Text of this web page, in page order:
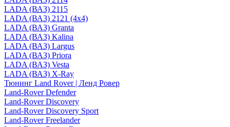
LADA (ВАЗ) 2115
LADA (ВАЗ) 2121 (4x4)
LADA (ВАЗ) Granta
LADA (ВАЗ) Kalina
LADA (ВАЗ) Largus
LADA (ВАЗ) Priora
LADA (ВАЗ) Vesta
LADA (ВАЗ) X-Ray
Тюнинг Land Rover | Ленд Ровер
Land-Rover Defender
Land-Rover Discovery
Land-Rover Discovery Sport
Land-Rover Freelander